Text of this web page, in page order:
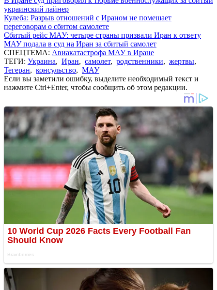
украинский лайнер
Кулеба: Разрыв отношений с Ираном не помешает
переговорам о сбитом самолете
Сбитый рейс МАУ: четыре страны призвали Иран к ответу
МАУ подала в суд на Иран за сбитый самолет
СПЕЦТЕМА: Авиакатастрофа МАУ в Иране
ТЕГИ: Украина, Иран, самолет, родственники, жертвы,
Тегеран, консульство, МАУ
Если вы заметили ошибку, выделите необходимый текст и
нажмите Ctrl+Enter, чтобы сообщить об этом редакции.